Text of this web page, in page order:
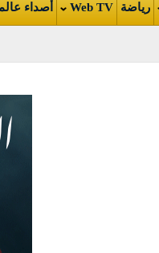
Web TV أصداء عالمية